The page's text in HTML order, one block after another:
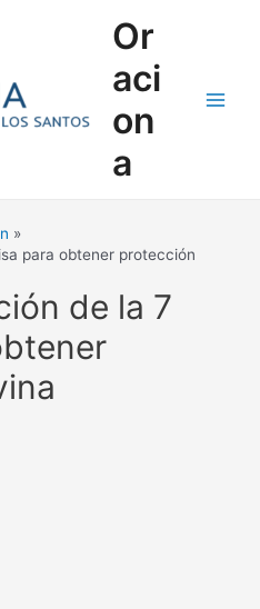
Or
aci
on
a
para obtener protección
de la 7